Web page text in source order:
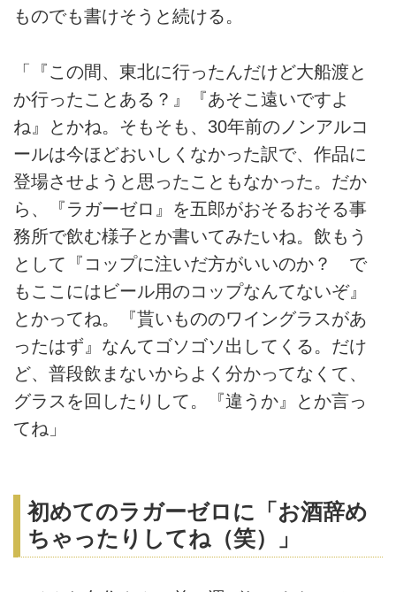
ものでも書けそうと続ける。
「『この間、東北に行ったんだけど大船渡と
か行ったことある？』『あそこ遠いですよ
ね』とかね。そもそも、30年前のノンアルコ
ールは今ほどおいしくなかった訳で、作品に
登場させようと思ったこともなかった。だか
ら、『ラガーゼロ』を五郎がおそるおそる事
務所で飲む様子とか書いてみたいね。飲もう
として『コップに注いだ方がいいのか？ で
もここにはビール用のコップなんてないぞ』
とかってね。『貰いもののワイングラスがあ
ったはず』なんてゴソゴソ出してくる。だけ
ど、普段飲まないからよく分かってなくて、
グラスを回したりして。『違うか』とか言っ
てね」
初めてのラガーゼロに「お酒辞め
ちゃったりしてね（笑）」